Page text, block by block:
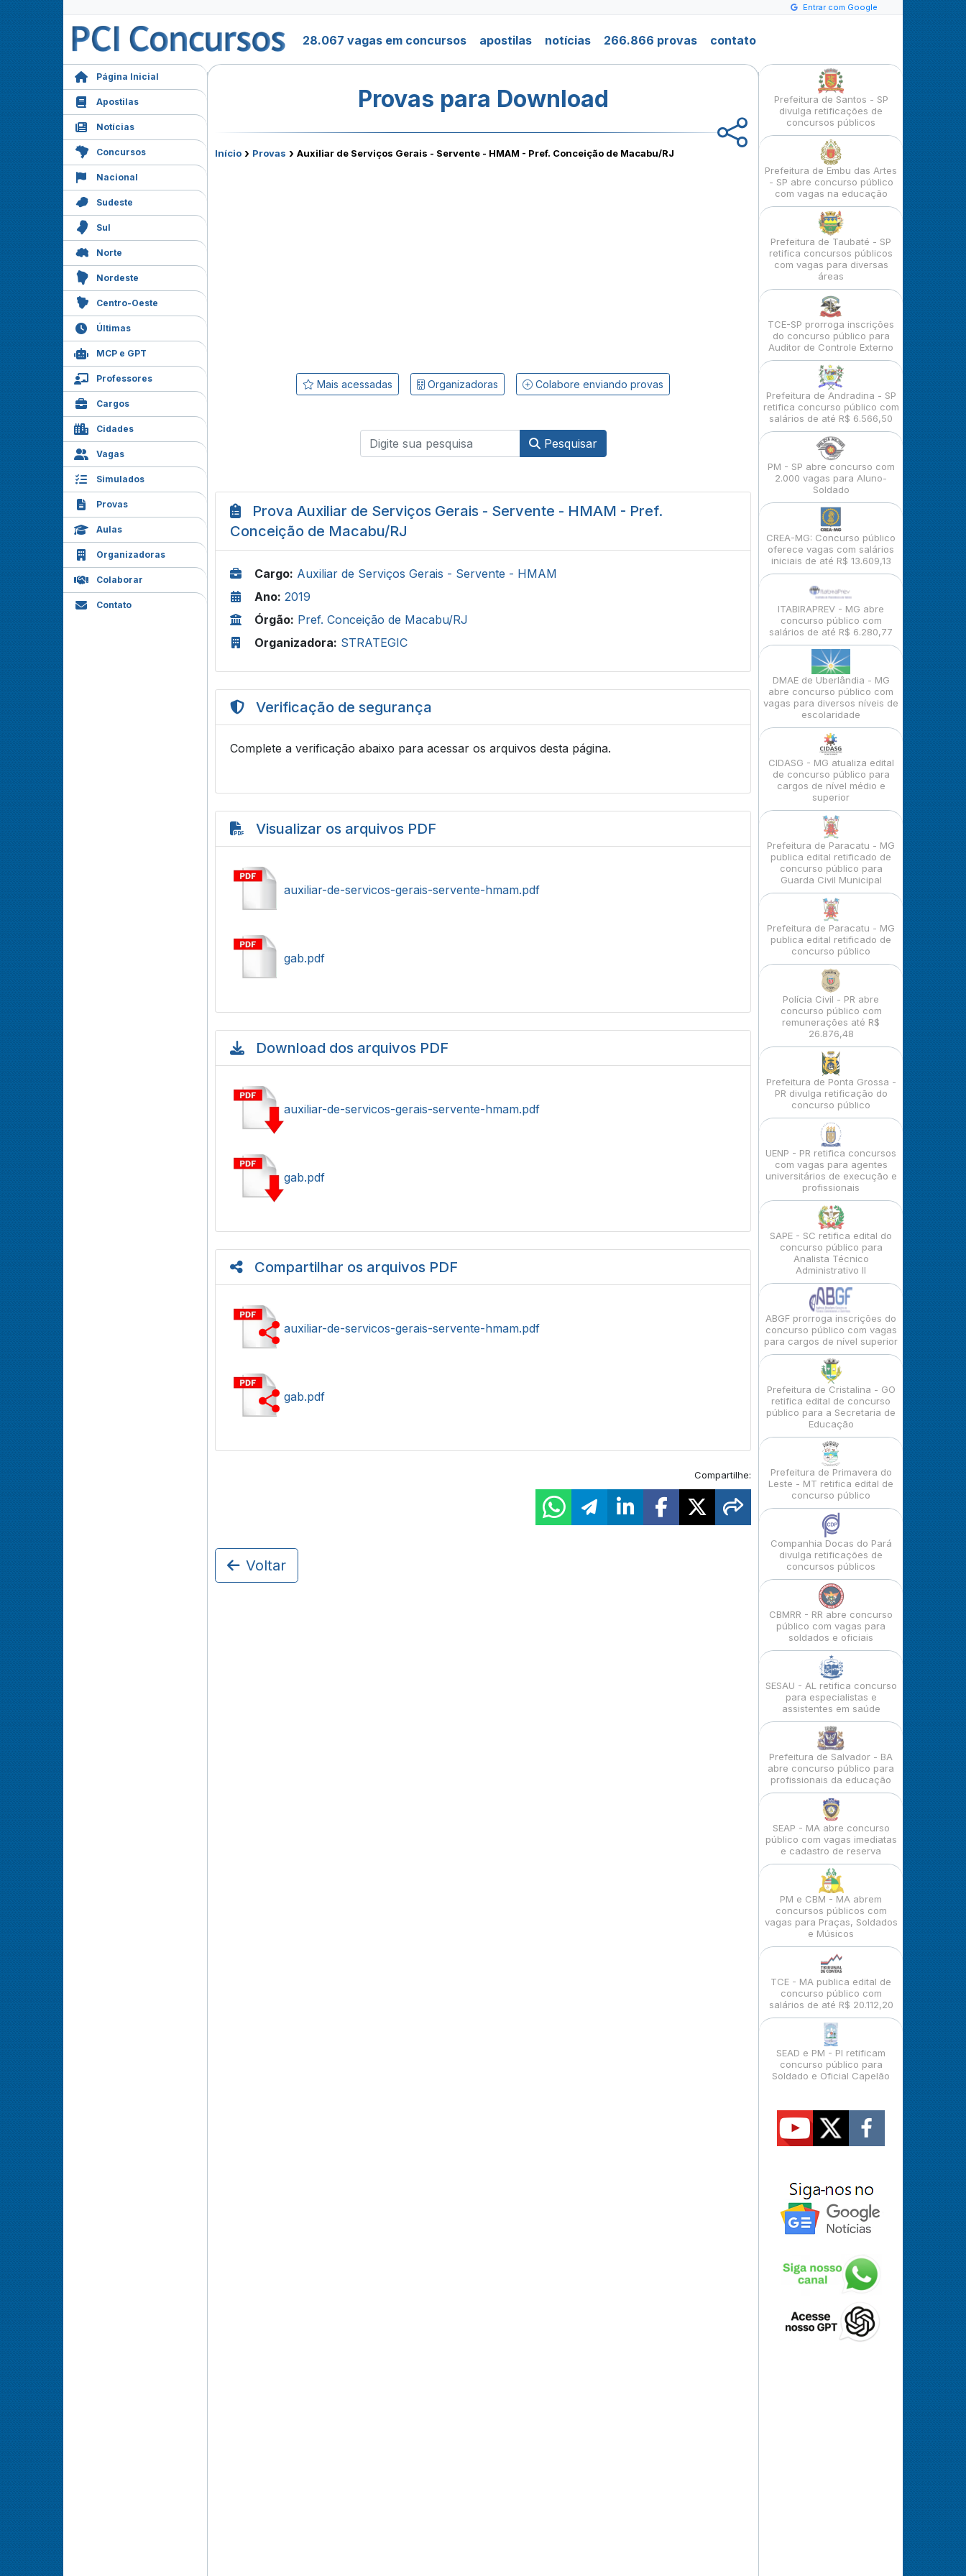
Entrar com Google
28.067 vagas em concursos apostilas notícias 266.866 provas contato
Página Inicial
Apostilas
Notícias
Concursos
Nacional
Sudeste
Sul
Norte
Nordeste
Centro-Oeste
Últimas
MCP e GPT
Professores
Cargos
Cidades
Vagas
Simulados
Provas
Aulas
Organizadoras
Colaborar
Contato
Provas para Download
Início › Provas › Auxiliar de Serviços Gerais - Servente - HMAM - Pref. Conceição de Macabu/RJ
Mais acessadas Organizadoras Colabore enviando provas
Pesquisar
Prova Auxiliar de Serviços Gerais - Servente - HMAM - Pref.
Conceição de Macabu/RJ
Cargo: Auxiliar de Serviços Gerais - Servente - HMAM
Ano: 2019
Órgão: Pref. Conceição de Macabu/RJ
Organizadora: STRATEGIC
Verificação de segurança
Complete a verificação abaixo para acessar os arquivos desta página.
Visualizar os arquivos PDF
auxiliar-de-servicos-gerais-servente-hmam.pdf
gab.pdf
Download dos arquivos PDF
auxiliar-de-servicos-gerais-servente-hmam.pdf
gab.pdf
Compartilhar os arquivos PDF
auxiliar-de-servicos-gerais-servente-hmam.pdf
gab.pdf
Compartilhe:
Voltar
Prefeitura de Santos - SP
divulga retificações de
concursos públicos
Prefeitura de Embu das Artes
- SP abre concurso público
com vagas na educação
Prefeitura de Taubaté - SP
retifica concursos públicos
com vagas para diversas
áreas
TCE-SP prorroga inscrições
do concurso público para
Auditor de Controle Externo
Prefeitura de Andradina - SP
retifica concurso público com
salários de até R$ 6.566,50
PM - SP abre concurso com
2.000 vagas para Aluno-
Soldado
CREA-MG: Concurso público
oferece vagas com salários
iniciais de até R$ 13.609,13
ITABIRAPREV - MG abre
concurso público com
salários de até R$ 6.280,77
DMAE de Uberlândia - MG
abre concurso público com
vagas para diversos níveis de
escolaridade
CIDASG - MG atualiza edital
de concurso público para
cargos de nível médio e
superior
Prefeitura de Paracatu - MG
publica edital retificado de
concurso público para
Guarda Civil Municipal
Prefeitura de Paracatu - MG
publica edital retificado de
concurso público
Polícia Civil - PR abre
concurso público com
remunerações até R$
26.876,48
Prefeitura de Ponta Grossa -
PR divulga retificação do
concurso público
UENP - PR retifica concursos
com vagas para agentes
universitários de execução e
profissionais
SAPE - SC retifica edital do
concurso público para
Analista Técnico
Administrativo II
ABGF prorroga inscrições do
concurso público com vagas
para cargos de nível superior
Prefeitura de Cristalina - GO
retifica edital de concurso
público para a Secretaria de
Educação
Prefeitura de Primavera do
Leste - MT retifica edital de
concurso público
Companhia Docas do Pará
divulga retificações de
concursos públicos
CBMRR - RR abre concurso
público com vagas para
soldados e oficiais
SESAU - AL retifica concurso
para especialistas e
assistentes em saúde
Prefeitura de Salvador - BA
abre concurso público para
profissionais da educação
SEAP - MA abre concurso
público com vagas imediatas
e cadastro de reserva
PM e CBM - MA abrem
concursos públicos com
vagas para Praças, Soldados
e Músicos
TCE - MA publica edital de
concurso público com
salários de até R$ 20.112,20
SEAD e PM - PI retificam
concurso público para
Soldado e Oficial Capelão